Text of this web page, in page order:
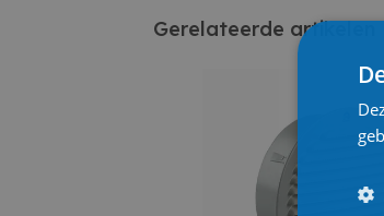
Gerelateerde artikelen